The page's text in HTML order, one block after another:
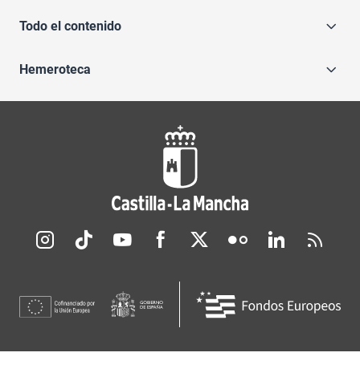
Todo el contenido
Hemeroteca
Redes sociales JCCM